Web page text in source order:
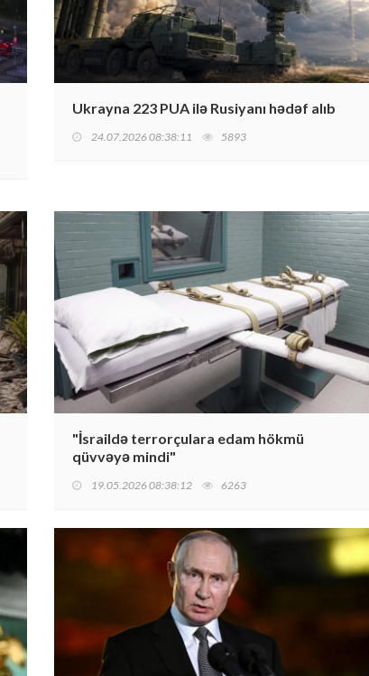
Ukrayna 223 PUA ilə Rusiyanı hədəf alıb
24.07.2026 08:38:11 5893
"İsraildə terrorçulara edam hökmü
qüvvəyə mindi"
19.05.2026 08:38:12 6263